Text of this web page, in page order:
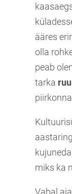
ääres
olla
peab
tarka
miks ka
Vabal